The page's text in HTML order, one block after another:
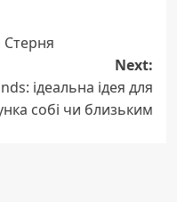
Стерня
Next:
ідеальна ідея для
собі чи близьким